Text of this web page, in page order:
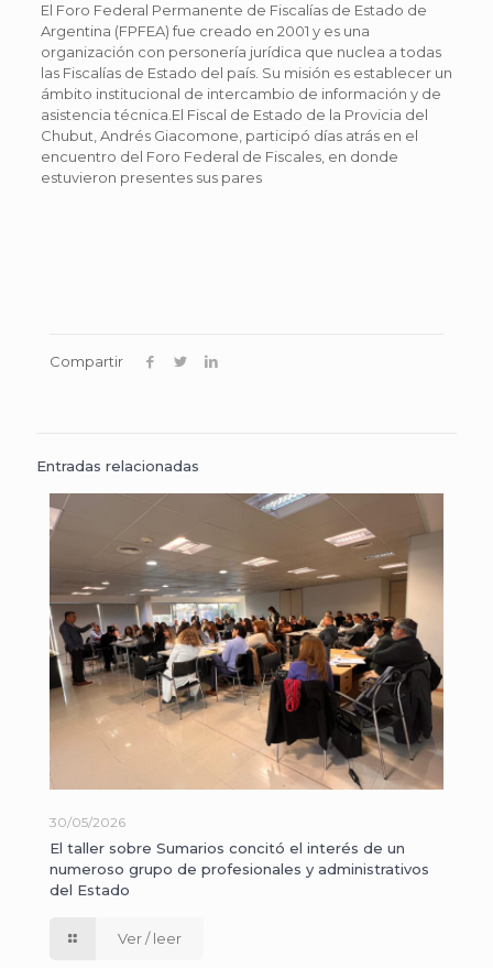
El Foro Federal Permanente de Fiscalías de Estado de
Argentina (FPFEA) fue creado en 2001 y es una
organización con personería jurídica que nuclea a todas
las Fiscalías de Estado del país. Su misión es establecer un
ámbito institucional de intercambio de información y de
asistencia técnica.El Fiscal de Estado de la Provicia del
Chubut, Andrés Giacomone, participó días atrás en el
encuentro del Foro Federal de Fiscales, en donde
estuvieron presentes sus pares
Compartir
Entradas relacionadas
30/05/2026
El taller sobre Sumarios concitó el interés de un
numeroso grupo de profesionales y administrativos
del Estado
Ver / leer